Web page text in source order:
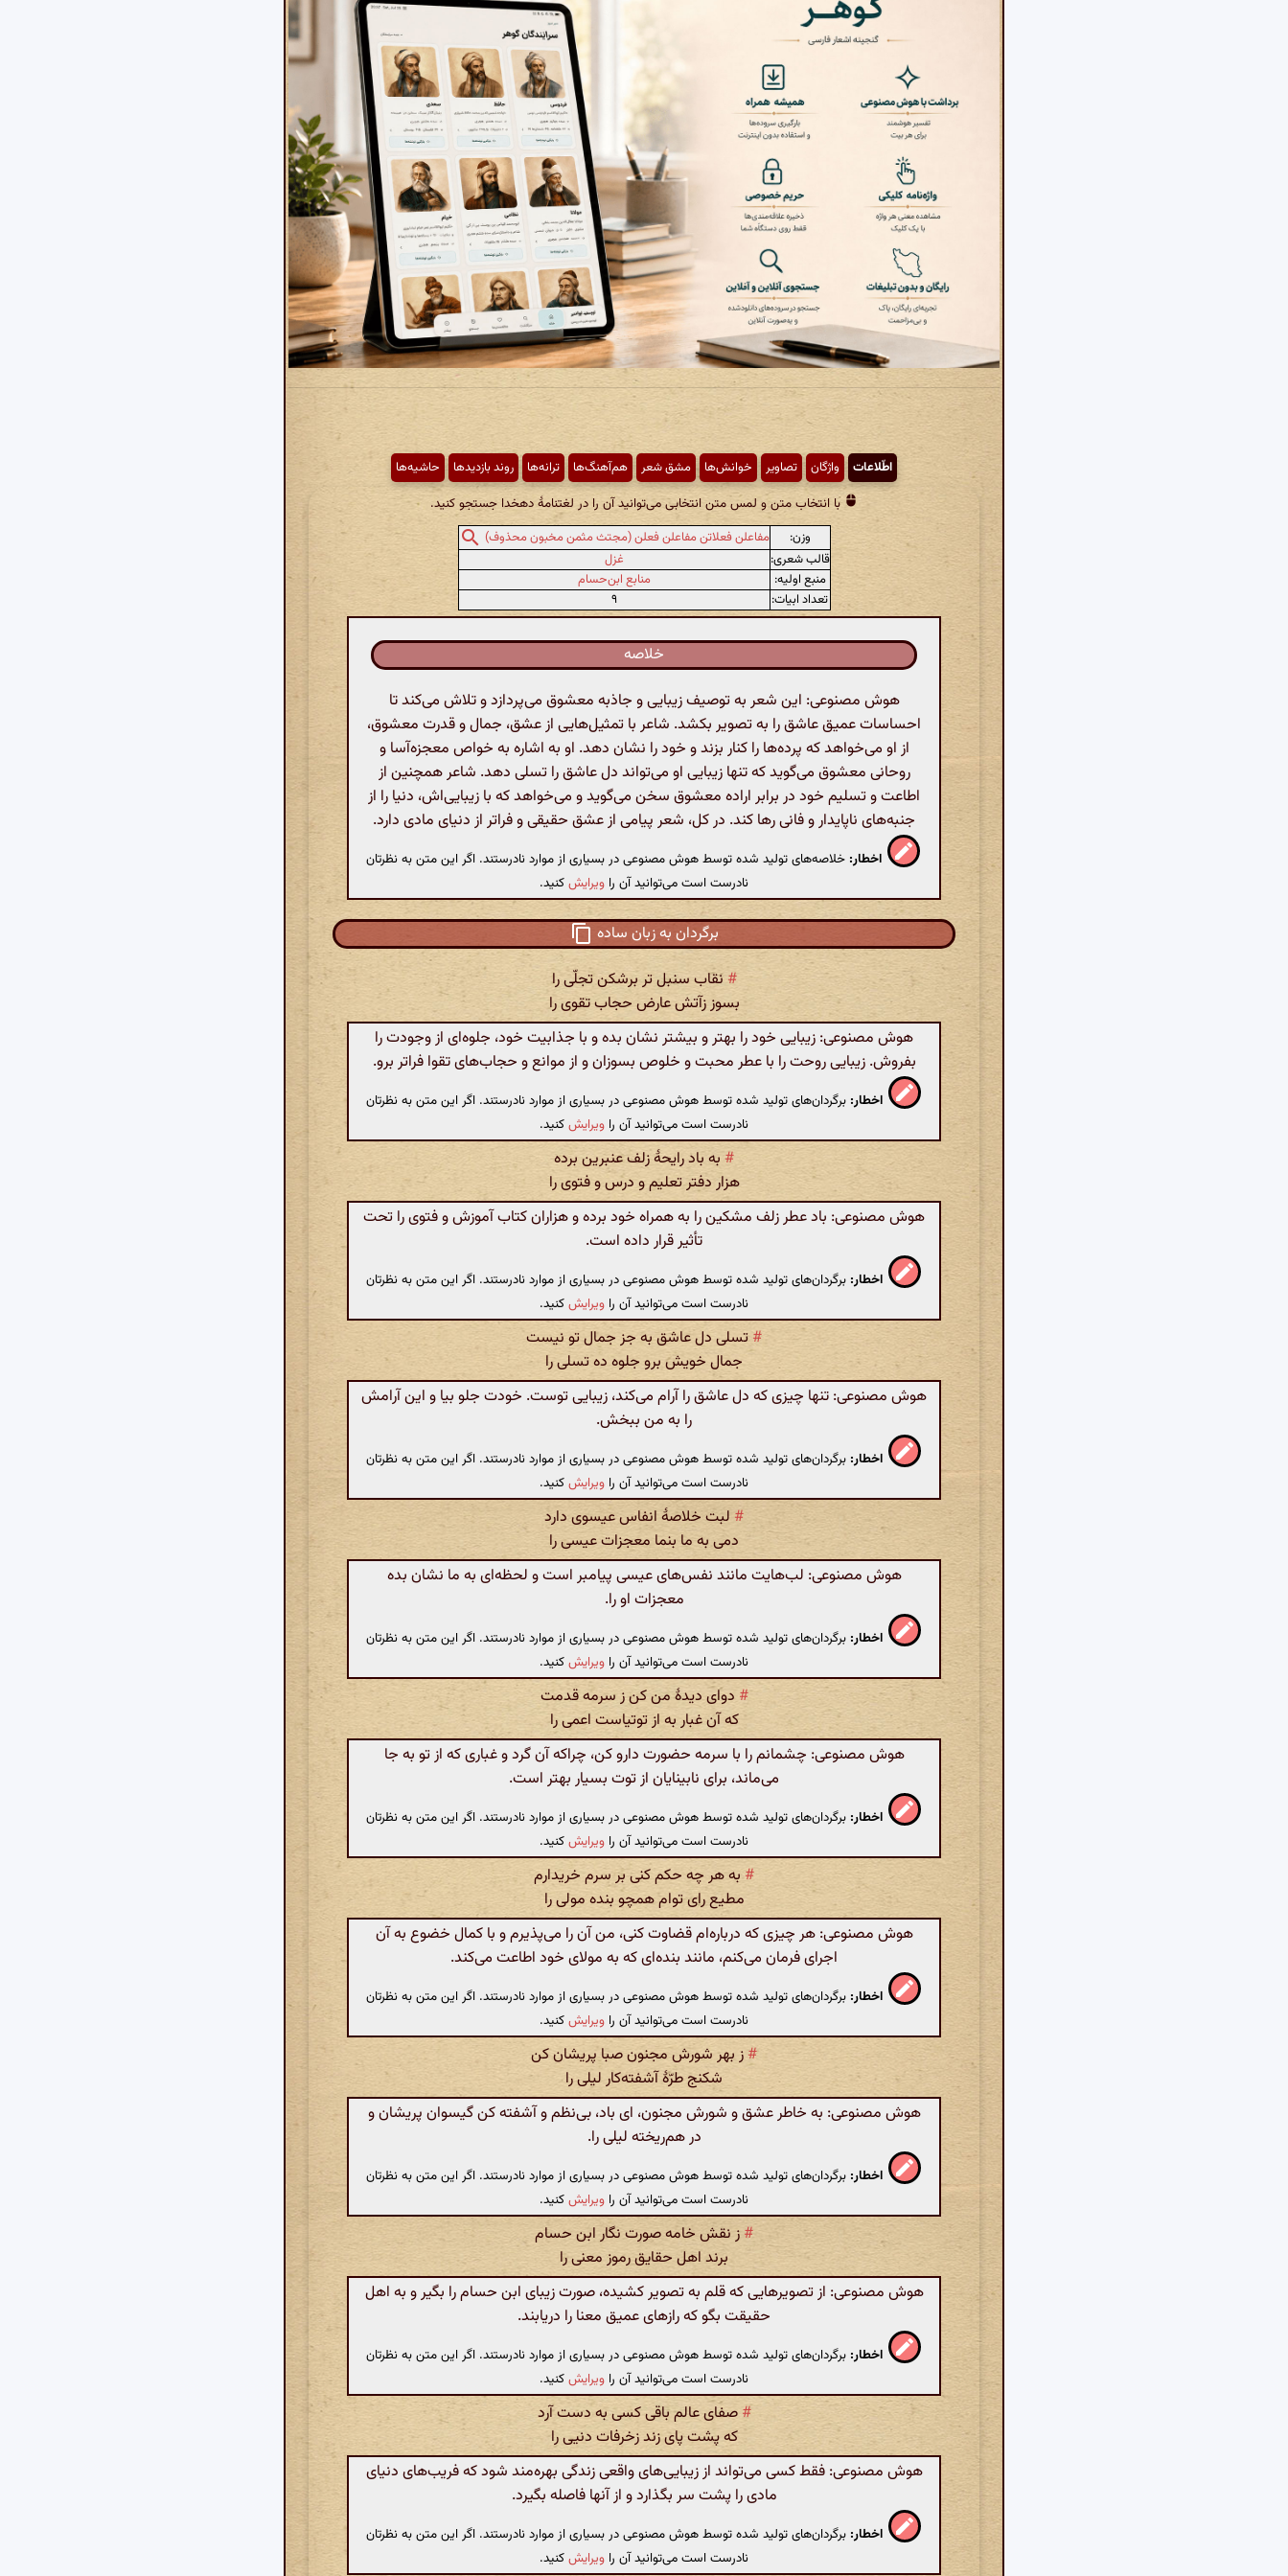
اطّلاعات واژگان تصاویر خوانش‌ها مشق شعر هم‌آهنگ‌ها ترانه‌ها روند بازدیدها حاشیه‌ها
با انتخاب متن و لمس متن انتخابی می‌توانید آن را در لغتنامهٔ دهخدا جستجو کنید.
وزن:
مفاعلن فعلاتن مفاعلن فعلن (مجتث مثمن مخبون محذوف)
قالب شعری:
غزل
منبع اولیه:
منابع ابن‌حسام
تعداد ابیات:
۹
خلاصه
هوش مصنوعی: این شعر به توصیف زیبایی و جاذبه معشوق می‌پردازد و تلاش می‌کند تا
احساسات عمیق عاشق را به تصویر بکشد. شاعر با تمثیل‌هایی از عشق، جمال و قدرت معشوق،
از او می‌خواهد که پرده‌ها را کنار بزند و خود را نشان دهد. او به اشاره به خواص معجزه‌آسا و
روحانی معشوق می‌گوید که تنها زیبایی او می‌تواند دل عاشق را تسلی دهد. شاعر همچنین از
اطاعت و تسلیم خود در برابر اراده معشوق سخن می‌گوید و می‌خواهد که با زیبایی‌اش، دنیا را از
جنبه‌های ناپایدار و فانی رها کند. در کل، شعر پیامی از عشق حقیقی و فراتر از دنیای مادی دارد.
اخطار: خلاصه‌های تولید شده توسط هوش مصنوعی در بسیاری از موارد نادرستند. اگر این متن به نظرتان
نادرست است می‌توانید آن را ویرایشکنید.
برگردان به زبان ساده
# نقاب سنبل تر برشکن تجلّی را
بسوز زآتش عارض حجاب تقوی را
هوش مصنوعی: زیبایی خود را بهتر و بیشتر نشان بده و با جذابیت خود، جلوه‌ای از وجودت را
بفروش. زیبایی روحت را با عطر محبت و خلوص بسوزان و از موانع و حجاب‌های تقوا فراتر برو.
اخطار: برگردان‌های تولید شده توسط هوش مصنوعی در بسیاری از موارد نادرستند. اگر این متن به نظرتان
نادرست است می‌توانید آن را ویرایشکنید.
# به باد رایحهٔ زلف عنبرین برده
هزار دفتر تعلیم و درس و فتوی را
هوش مصنوعی: باد عطر زلف مشکین را به همراه خود برده و هزاران کتاب آموزش و فتوی را تحت
تأثیر قرار داده است.
اخطار: برگردان‌های تولید شده توسط هوش مصنوعی در بسیاری از موارد نادرستند. اگر این متن به نظرتان
نادرست است می‌توانید آن را ویرایشکنید.
# تسلی دل عاشق به جز جمال تو نیست
جمال خویش برو جلوه ده تسلی را
هوش مصنوعی: تنها چیزی که دل عاشق را آرام می‌کند، زیبایی توست. خودت جلو بیا و این آرامش
را به من ببخش.
اخطار: برگردان‌های تولید شده توسط هوش مصنوعی در بسیاری از موارد نادرستند. اگر این متن به نظرتان
نادرست است می‌توانید آن را ویرایشکنید.
# لبت خلاصهٔ انفاس عیسوی دارد
دمی به ما بنما معجزات عیسی را
هوش مصنوعی: لب‌هایت مانند نفس‌های عیسی پیامبر است و لحظه‌ای به ما نشان بده
معجزات او را.
اخطار: برگردان‌های تولید شده توسط هوش مصنوعی در بسیاری از موارد نادرستند. اگر این متن به نظرتان
نادرست است می‌توانید آن را ویرایشکنید.
# دوای دیدهٔ من کن ز سرمه قدمت
که آن غبار به از توتیاست اعمی را
هوش مصنوعی: چشمانم را با سرمه حضورت دارو کن، چراکه آن گرد و غباری که از تو به جا
می‌ماند، برای نابینایان از توت بسیار بهتر است.
اخطار: برگردان‌های تولید شده توسط هوش مصنوعی در بسیاری از موارد نادرستند. اگر این متن به نظرتان
نادرست است می‌توانید آن را ویرایشکنید.
#به هر چه حکم کنی بر سرم خریدارم
مطیع رای توام همچو بنده مولی را
هوش مصنوعی: هر چیزی که درباره‌ام قضاوت کنی، من آن را می‌پذیرم و با کمال خضوع به آن
اجرای فرمان می‌کنم، مانند بنده‌ای که به مولای خود اطاعت می‌کند.
اخطار: برگردان‌های تولید شده توسط هوش مصنوعی در بسیاری از موارد نادرستند. اگر این متن به نظرتان
نادرست است می‌توانید آن را ویرایشکنید.
# ز بهر شورش مجنون صبا پریشان کن
شکنج طرّهٔ آشفته‌کار لیلی را
هوش مصنوعی: به خاطر عشق و شورش مجنون، ای باد، بی‌نظم و آشفته کن گیسوان پریشان و
در هم‌ریخته لیلی را.
اخطار: برگردان‌های تولید شده توسط هوش مصنوعی در بسیاری از موارد نادرستند. اگر این متن به نظرتان
نادرست است می‌توانید آن را ویرایشکنید.
# ز نقش خامه صورت نگار ابن حسام
برند اهل حقایق رموز معنی را
هوش مصنوعی: از تصویرهایی که قلم به تصویر کشیده، صورت زیبای ابن حسام را بگیر و به اهل
حقیقت بگو که رازهای عمیق معنا را دریابند.
اخطار: برگردان‌های تولید شده توسط هوش مصنوعی در بسیاری از موارد نادرستند. اگر این متن به نظرتان
نادرست است می‌توانید آن را ویرایشکنید.
# صفای عالم باقی کسی به دست آرد
که پشت پای زند زخرفات دنیی را
هوش مصنوعی: فقط کسی می‌تواند از زیبایی‌های واقعی زندگی بهره‌مند شود که فریب‌های دنیای
مادی را پشت سر بگذارد و از آنها فاصله بگیرد.
اخطار: برگردان‌های تولید شده توسط هوش مصنوعی در بسیاری از موارد نادرستند. اگر این متن به نظرتان
نادرست است می‌توانید آن را ویرایشکنید.